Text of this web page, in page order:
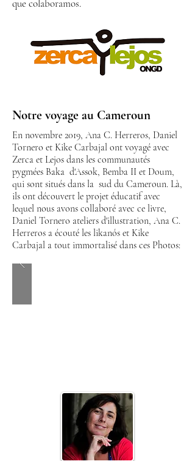
que colaboramos.
Notre voyage au Cameroun
En novembre 2019, Ana C. Herreros, Daniel
Tornero et Kike Carbajal ont voyagé avec
Zerca et Lejos dans les communautés
pygmées Baka d'Assok, Bemba II et Doum,
qui sont situés dans la sud du Cameroun. Là,
ils ont découvert le projet éducatif avec
lequel nous avons collaboré avec ce livre,
Daniel Tornero ateliers d'illustration, Ana C.
Herreros a écouté les likanós et Kike
Carbajal a tout immortalisé dans ces Photos: